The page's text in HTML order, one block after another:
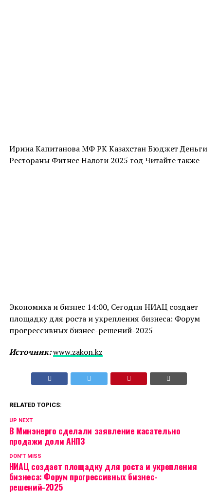
Ирина Капитанова МФ РК Казахстан Бюджет Деньги
Рестораны Фитнес Налоги 2025 год Читайте также
Экономика и бизнес 14:00, Сегодня НИАЦ создает
площадку для роста и укрепления бизнеса: Форум
прогрессивных бизнес-решений-2025
Источник:www.zakon.kz
RELATED TOPICS:
UP NEXT
В Минэнерго сделали заявление касательно
продажи доли АНПЗ
DON'T MISS
НИАЦ создает площадку для роста и укрепления
бизнеса: Форум прогрессивных бизнес-
решений-2025